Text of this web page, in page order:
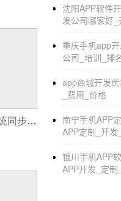
汽车类APP将与汽车系统同步革新
沈阳APP软件
发公司哪家好
重庆手机app
公司_培训_排
app商城开发
_费用_价格
南宁手机APP
APP定制_开
银川手机APP
APP开发_定